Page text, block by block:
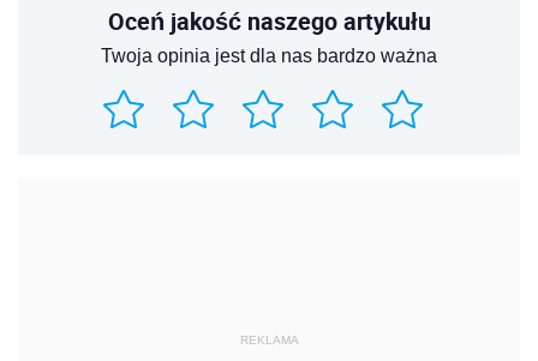
Oceń jakość naszego artykułu
Twoja opinia jest dla nas bardzo ważna
REKLAMA